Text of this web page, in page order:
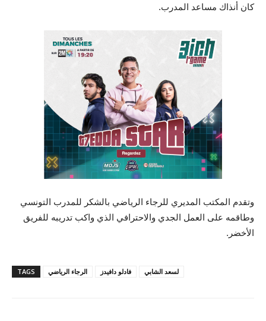
كان أنذاك مساعد المدرب.
وتقدم المكتب المديري للرجاء الرياضي بالشكر للمدرب التونسي
وطاقمه على العمل الجدي والاحترافي الذي واكب تدريبه للفريق
الأخضر.
TAGS الرجاء الرياضي فادلو دافيدز لسعد الشابي